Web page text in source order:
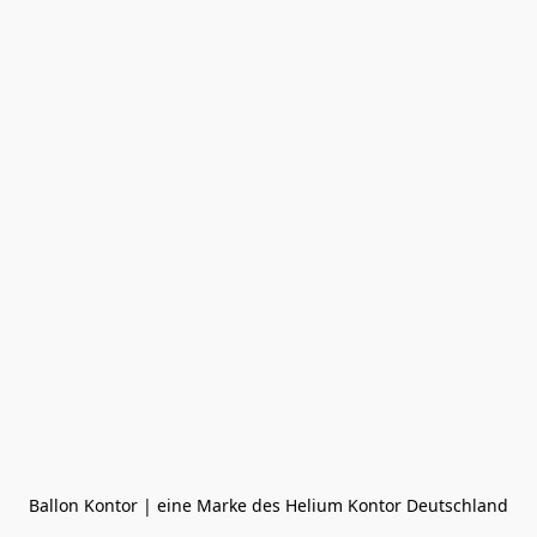
Ballon Kontor | eine Marke des Helium Kontor Deutschland